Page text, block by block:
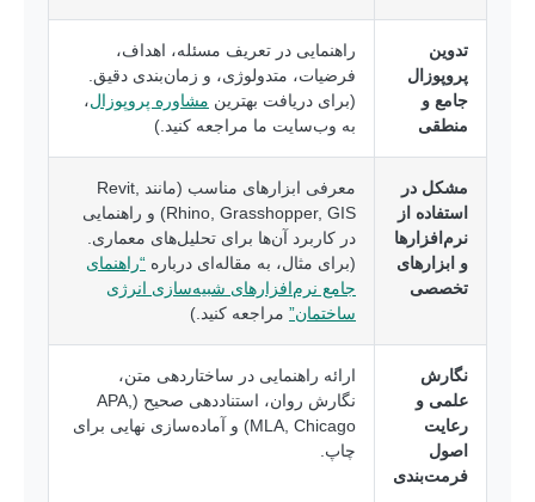
تدوین
پروپوزال
جامع و
منطقی
راهنمایی در تعریف مسئله، اهداف،
فرضیات، متدولوژی، و زمان‌بندی دقیق.
(برای دریافت بهترین مشاوره پروپوزال،
به وب‌سایت ما مراجعه کنید.)
مشکل در
استفاده از
نرم‌افزارها
و ابزارهای
تخصصی
معرفی ابزارهای مناسب (مانند Revit,
Rhino, Grasshopper, GIS) و راهنمایی
در کاربرد آن‌ها برای تحلیل‌های معماری.
(برای مثال، به مقاله‌ای درباره “راهنمای
جامع نرم‌افزارهای شبیه‌سازی انرژی
ساختمان” مراجعه کنید.)
نگارش
علمی و
رعایت
اصول
فرمت‌بندی
ارائه راهنمایی در ساختاردهی متن،
نگارش روان، استناددهی صحیح (APA,
MLA, Chicago) و آماده‌سازی نهایی برای
چاپ.